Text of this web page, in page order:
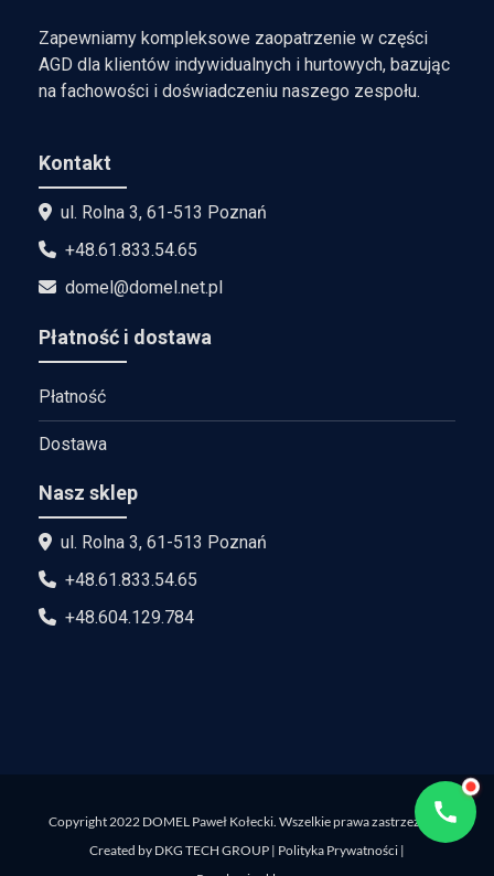
Zapewniamy kompleksowe zaopatrzenie w części
AGD dla klientów indywidualnych i hurtowych, bazując
na fachowości i doświadczeniu naszego zespołu.
Kontakt
ul. Rolna 3, 61-513 Poznań
+48.61.833.54.65
domel@domel.net.pl
Płatność i dostawa
Płatność
Dostawa
Nasz sklep
ul. Rolna 3, 61-513 Poznań
+48.61.833.54.65
+48.604.129.784
Copyright 2022 DOMEL Paweł Kołecki. Wszelkie prawa zastrzeżone.
Created by DKG TECH GROUP | Polityka Prywatności |